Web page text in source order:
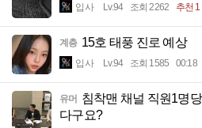
입사 Lv.94 조회 2262 추천 1
계층 15호 태풍 진로 예상
입사 Lv.94 조회 1585 00:18
유머 침착맨 채널 직원1명
다구요?